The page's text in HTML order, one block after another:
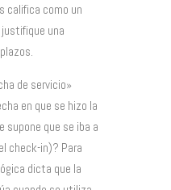
califica como un
una
de servicio»
en que se hizo la
supone que se iba a
check-in)? Para
dicta que la